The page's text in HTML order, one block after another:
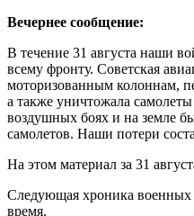
Вечернее сообщение:
В течение 31 августа наши
всему фронту. Советская
моторизованным колоннам,
а также уничтожала
воздушных боях и на земле
самолетов. Наши потери
На этом материал за 31
Следующая хроника
время.